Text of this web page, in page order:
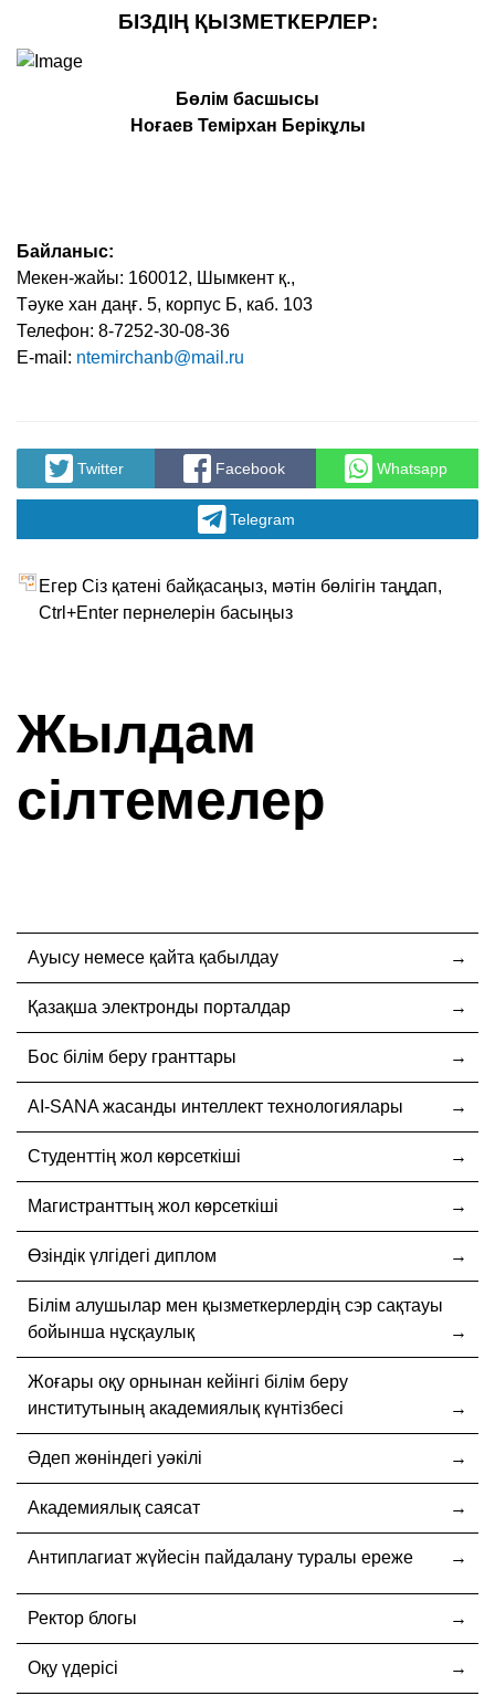
БІЗДІҢ ҚЫЗМЕТКЕРЛЕР:
Бөлім басшысы
Ноғаев Темірхан Берікұлы
Байланыс:
Мекен-жайы: 160012, Шымкент қ.,
Тәуке хан даңғ. 5, корпус Б, каб. 103
Телефон: 8-7252-30-08-36
Е-mail: ntemirchanb@mail.ru
Twitter Facebook Whatsapp
Telegram
Егер Сіз қатені байқасаңыз, мәтін бөлігін таңдап,
Ctrl+Enter пернелерін басыңыз
Жылдам
сілтемелер
Ауысу немесе қайта қабылдау
Қазақша электронды порталдар
Бос білім беру гранттары
AI-SANA жасанды интеллект технологиялары
Студенттің жол көрсеткіші
Магистранттың жол көрсеткіші
Өзіндік үлгідегі диплом
Білім алушылар мен қызметкерлердің сэр сақтауы
бойынша нұсқаулық
Жоғары оқу орнынан кейінгі білім беру
институтының академиялық күнтізбесі
Әдеп жөніндегі уәкілі
Академиялық саясат
Антиплагиат жүйесін пайдалану туралы ереже
Ректор блогы
Оқу үдерісі